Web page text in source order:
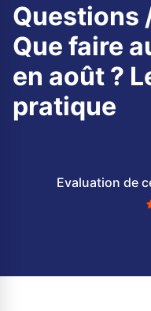
Questions
Que faire
en août ?
pratique
Evaluation de